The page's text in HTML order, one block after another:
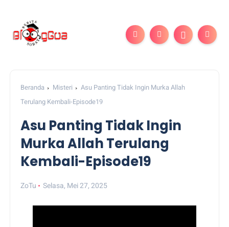
Beranda Misteri
Asu Panting Tidak Ingin Murka Allah
Terulang Kembali-Episode19
Asu Panting Tidak Ingin
Murka Allah Terulang
Kembali-Episode19
ZoTu Selasa, Mei 27, 2025